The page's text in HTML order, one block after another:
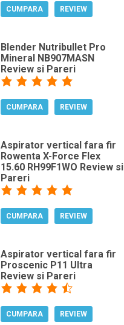
CUMPARA REVIEW
Blender Nutribullet Pro
Mineral NB907MASN
Review si Pareri
CUMPARA REVIEW
Aspirator vertical fara fir
Rowenta X-Force Flex
15.60 RH99F1WO Review si
Pareri
CUMPARA REVIEW
Aspirator vertical fara fir
Proscenic P11 Ultra
Review si Pareri
CUMPARA REVIEW